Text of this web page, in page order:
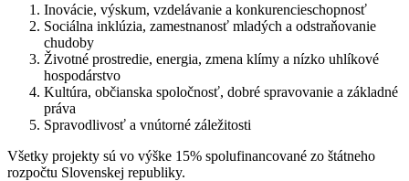
Inovácie, výskum, vzdelávanie a konkurencieschopnosť
Sociálna inklúzia, zamestnanosť mladých a odstraňovanie
chudoby
Životné prostredie, energia, zmena klímy a nízko uhlíkové
hospodárstvo
Kultúra, občianska spoločnosť, dobré spravovanie a základné
práva
Spravodlivosť a vnútorné záležitosti
Všetky projekty sú vo výške 15% spolufinancované zo štátneho
rozpočtu Slovenskej republiky.